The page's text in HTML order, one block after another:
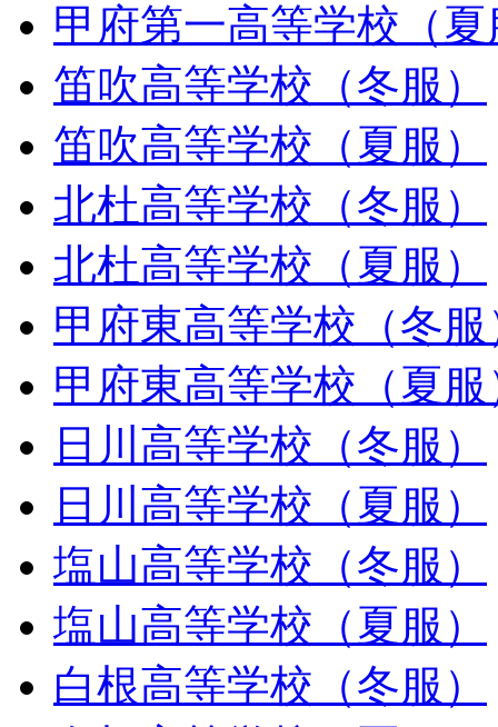
甲府第一高等学校（夏
笛吹高等学校（冬服）
笛吹高等学校（夏服）
北杜高等学校（冬服）
北杜高等学校（夏服）
甲府東高等学校（冬服
甲府東高等学校（夏服
日川高等学校（冬服）
日川高等学校（夏服）
塩山高等学校（冬服）
塩山高等学校（夏服）
白根高等学校（冬服）